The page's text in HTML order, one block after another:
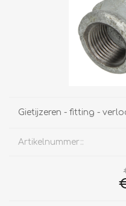
Gietijzeren - fitting -
Artikelnummer::